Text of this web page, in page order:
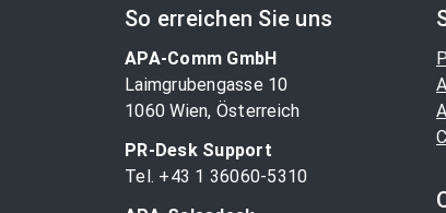
So erreichen Sie uns
APA-Comm GmbH
Laimgrubengasse 10
1060 Wien, Österreich
PR-Desk Support
Tel. +43 1 36060-5310